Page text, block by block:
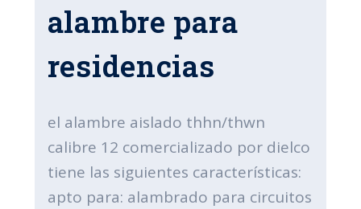
alambre para
residencias
el alambre aislado thhn/thwn
calibre 12 comercializado por dielco
tiene las siguientes características:
apto para: alambrado para circuitos